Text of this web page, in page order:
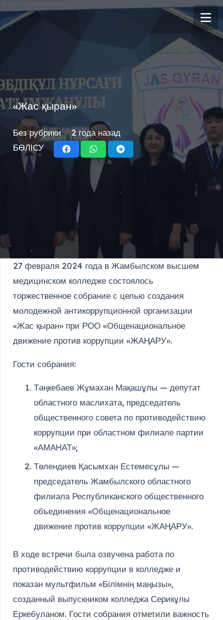
«Жас қыран»
Без рубрики
2 года назад
БӨЛІСУ
27 февраля 2024 года в Жамбылском высшем
медицинском колледже состоялось
торжественное собрание с целью создания
молодежной антикоррупционной организации
«Жас қыран» при РОО «Общенациональное
движение против коррупции «ЖАҢАРУ».
Гости собрания:
Тәңкебаев Жұмахан Мақашұлы — депутат
областного маслихата, председатель
общественного совета по противодействию
коррупции при областном филиале партии
«АМАНАТ»;
Төлендиев Қасымхан Естемесұлы —
председатель Жамбылского областного
филиала Республиканского общественного
объединения «Общенациональное
движение против коррупции «ЖАҢАРУ».
В ходе встречи была озвучена работа по
противодействию коррупции в колледже и
показан мультфильм «Білімнің маңызы»,
созданный выпускником колледжа Серикұлы
Еркебуланом. Гости собрания отметили важность